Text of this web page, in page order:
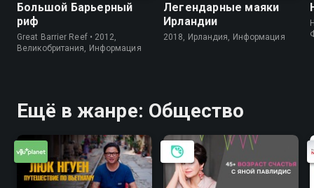
Большой Барьерный
риф
Great Barrier Reef • 2012,
Великобритания, Информация
Легендарные маяки
Ирландии
2018, Ирландия, Информация
Ещё в жанре: Общество